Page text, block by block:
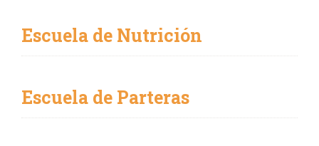
Escuela de Nutrición
Escuela de Parteras